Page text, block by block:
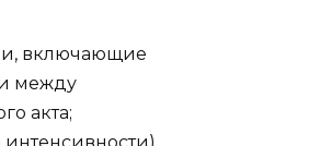
включающие
между
акта;